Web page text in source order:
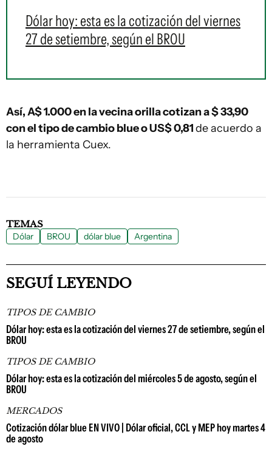
Dólar hoy: esta es la cotización del viernes
27 de setiembre, según el BROU
Así, A$ 1.000 en la vecina orillacotizan a $ 33,90
con el tipo de cambio blue o US$ 0,81de acuerdo a
la herramienta Cuex.
TEMAS
Dólar BROU dólar blue Argentina
SEGUÍ LEYENDO
TIPOS DE CAMBIO
Dólar hoy: esta es la cotización del viernes 27 de setiembre, según el
BROU
TIPOS DE CAMBIO
Dólar hoy: esta es la cotización del miércoles 5 de agosto, según el
BROU
MERCADOS
Cotización dólar blue EN VIVO | Dólar oficial, CCL y MEP hoy martes 4
de agosto